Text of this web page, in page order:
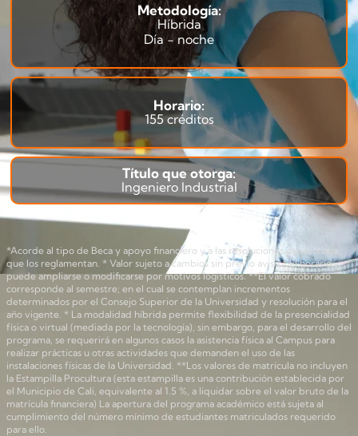
Metodología:
Híbrida
Día - noche
Horario:
155 créditos
Título que otorga:
Ingeniero Industrial
*Acorde al tipo de Beca y apoyo financiero y a las resoluciones de Rectoría
que los reglamentan. * Valor sujeto a cambios sin previo aviso * El horario
puede ampliarse o modificarse por motivos logísticos. **El valor cobrado
corresponde al semestre; en el cual se contemplan incrementos
determinados por el Consejo Superior de la Universidad y resolución para el
año vigente. * La modalidad híbrida permite flexibilidad de la presencialidad
física o virtual (mediada por la tecnología), sin embargo, para el desarrollo del
programa, se requerirá en algunos casos la asistencia física al Campus para
realizar prácticas u otras actividades que demanden el uso de las
instalaciones físicas de la Universidad. **Los valores de matrícula no incluyen
la Estampilla Procultura (esta estampilla es una contribución establecida por
el Municipio de Cali, equivalente al 1.5 %, a liquidar sobre el valor bruto de la
matrícula financiera) La apertura del programa académico está sujeta al
cumplimiento del número mínimo de estudiantes matriculados requerido
para ello.